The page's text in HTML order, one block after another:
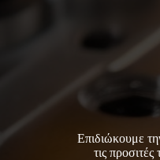
Επιδιώκουμε
τις